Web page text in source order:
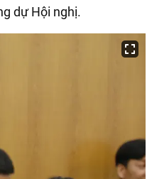
dự Hội nghị.